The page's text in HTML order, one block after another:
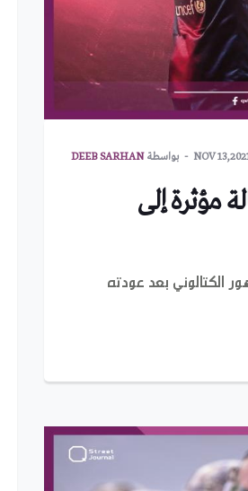
NOV بواسطةDEEB SARHAN
مؤثرة إلى
الكتالوني بعد عودته